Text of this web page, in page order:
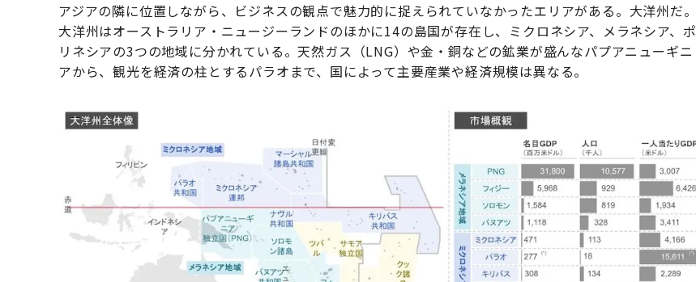
アジアの隣に位置しながら、ビジネスの観点で魅力的に捉えられていなかったエリアがある。大洋州だ。
大洋州はオーストラリア・ニュージーランドのほかに14の島国が存在し、ミクロネシア、メラネシア、ポ
リネシアの3つの地域に分かれている。天然ガス（LNG）や金・銅などの鉱業が盛んなパプアニューギニ
アから、観光を経済の柱とするパラオまで、国によって主要産業や経済規模は異なる。